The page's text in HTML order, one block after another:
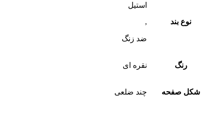
نوع بند
استیل
,
ضد زنگ
رنگ نقره ای
شکل صفحه چند ضلعی